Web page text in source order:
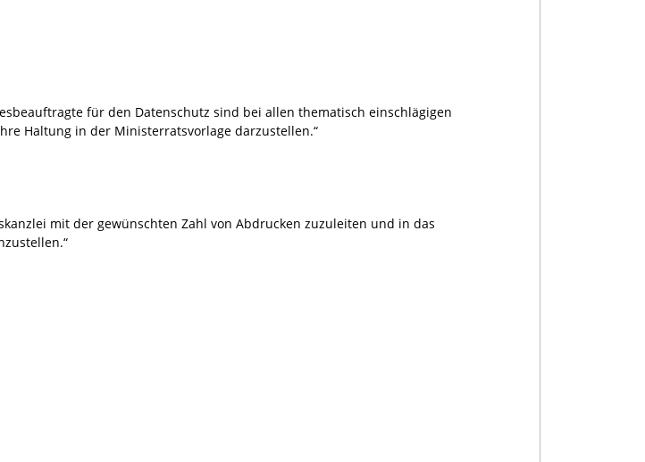
für den Datenschutz sind bei allen thematisch einschlägigen
Haltung in der Ministerratsvorlage darzustellen.“
mit der gewünschten Zahl von Abdrucken zuzuleiten und in das